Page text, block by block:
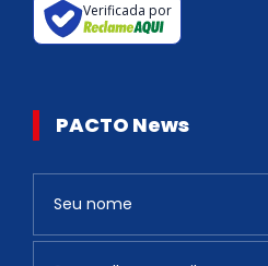
Verificada por
PACTO News
v